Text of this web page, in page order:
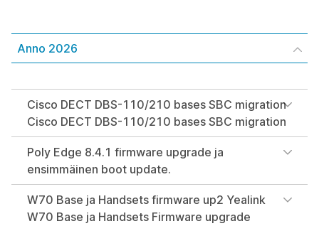
Anno 2026
Cisco DECT DBS-110/210 bases SBC migration
Cisco DECT DBS-110/210 bases SBC migration
Poly Edge 8.4.1 firmware upgrade ja
ensimmäinen boot update.
W70 Base ja Handsets firmware up2 Yealink
W70 Base ja Handsets Firmware upgrade